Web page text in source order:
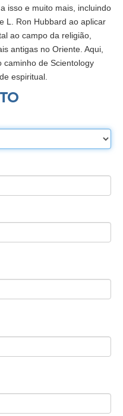
isso e muito mais, incluindo
L. Ron Hubbard ao aplicar
ao campo da religião,
antigas no Oriente. Aqui,
caminho de Scientology
espiritual.